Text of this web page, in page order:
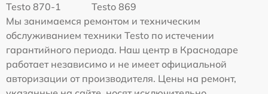
Testo 870-1
Testo 869
Мы занимаемся ремонтом и техническим
обслуживанием техники Testo по истечении
гарантийного периода. Наш центр в Краснодаре
работает независимо и не имеет официальной
авторизации от производителя. Цены на ремонт,